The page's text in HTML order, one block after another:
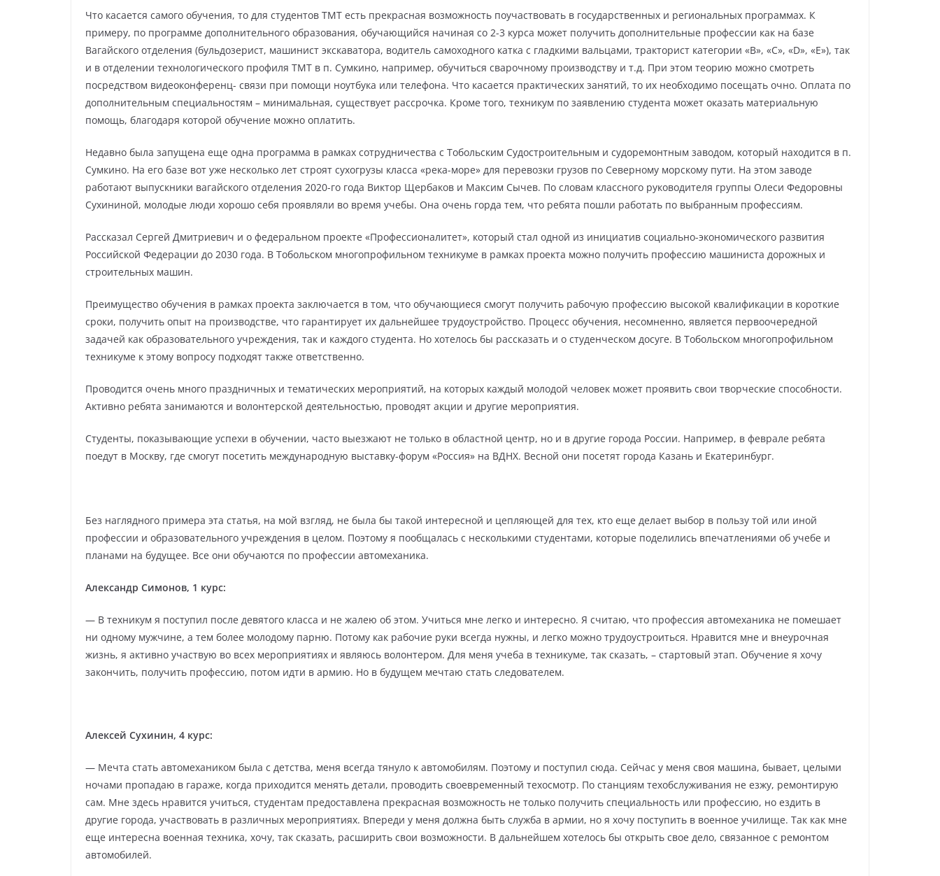
Что касается самого обучения, то для студентов ТМТ есть прекрасная возможность поучаствовать в государственных и региональных программах. К
примеру, по программе дополнительного образования, обучающийся начиная со 2-3 курса может получить дополнительные профессии как на базе
Вагайского отделения (бульдозерист, машинист экскаватора, водитель самоходного катка с гладкими вальцами, тракторист категории «В», «С», «D», «Е»), так
и в отделении технологического профиля ТМТ в п. Сумкино, например, обучиться сварочному производству и т.д. При этом теорию можно смотреть
посредством видеоконференц- связи при помощи ноутбука или телефона. Что касается практических занятий, то их необходимо посещать очно. Оплата по
дополнительным специальностям – минимальная, существует рассрочка. Кроме того, техникум по заявлению студента может оказать материальную
помощь, благодаря которой обучение можно оплатить.
Недавно была запущена еще одна программа в рамках сотрудничества с Тобольским Судостроительным и судоремонтным заводом, который находится в п.
Сумкино. На его базе вот уже несколько лет строят сухогрузы класса «река-море» для перевозки грузов по Северному морскому пути. На этом заводе
работают выпускники вагайского отделения 2020-го года Виктор Щербаков и Максим Сычев. По словам классного руководителя группы Олеси Федоровны
Сухининой, молодые люди хорошо себя проявляли во время учебы. Она очень горда тем, что ребята пошли работать по выбранным профессиям.
Рассказал Сергей Дмитриевич и о федеральном проекте «Профессионалитет», который стал одной из инициатив социально-экономического развития
Российской Федерации до 2030 года. В Тобольском многопрофильном техникуме в рамках проекта можно получить профессию машиниста дорожных и
строительных машин.
Преимущество обучения в рамках проекта заключается в том, что обучающиеся смогут получить рабочую профессию высокой квалификации в короткие
сроки, получить опыт на производстве, что гарантирует их дальнейшее трудоустройство. Процесс обучения, несомненно, является первоочередной
задачей как образовательного учреждения, так и каждого студента. Но хотелось бы рассказать и о студенческом досуге. В Тобольском многопрофильном
техникуме к этому вопросу подходят также ответственно.
Проводится очень много праздничных и тематических мероприятий, на которых каждый молодой человек может проявить свои творческие способности.
Активно ребята занимаются и волонтерской деятельностью, проводят акции и другие мероприятия.
Студенты, показывающие успехи в обучении, часто выезжают не только в областной центр, но и в другие города России. Например, в феврале ребята
поедут в Москву, где смогут посетить международную выставку-форум «Россия» на ВДНХ. Весной они посетят города Казань и Екатеринбург.
Без наглядного примера эта статья, на мой взгляд, не была бы такой интересной и цепляющей для тех, кто еще делает выбор в пользу той или иной
профессии и образовательного учреждения в целом. Поэтому я пообщалась с несколькими студентами, которые поделились впечатлениями об учебе и
планами на будущее. Все они обучаются по профессии автомеханика.
Александр Симонов, 1 курс:
— В техникум я поступил после девятого класса и не жалею об этом. Учиться мне легко и интересно. Я считаю, что профессия автомеханика не помешает
ни одному мужчине, а тем более молодому парню. Потому как рабочие руки всегда нужны, и легко можно трудоустроиться. Нравится мне и внеурочная
жизнь, я активно участвую во всех мероприятиях и являюсь волонтером. Для меня учеба в техникуме, так сказать, – стартовый этап. Обучение я хочу
закончить, получить профессию, потом идти в армию. Но в будущем мечтаю стать следователем.
Алексей Сухинин, 4 курс:
— Мечта стать автомехаником была с детства, меня всегда тянуло к автомобилям. Поэтому и поступил сюда. Сейчас у меня своя машина, бывает, целыми
ночами пропадаю в гараже, когда приходится менять детали, проводить своевременный техосмотр. По станциям техобслуживания не езжу, ремонтирую
сам. Мне здесь нравится учиться, студентам предоставлена прекрасная возможность не только получить специальность или профессию, но ездить в
другие города, участвовать в различных мероприятиях. Впереди у меня должна быть служба в армии, но я хочу поступить в военное училище. Так как мне
еще интересна военная техника, хочу, так сказать, расширить свои возможности. В дальнейшем хотелось бы открыть свое дело, связанное с ремонтом
автомобилей.